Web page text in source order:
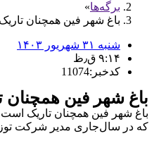
برگه‌ها
باغ شهر فین همچنان
شنبه ۳۱ شهریور ۱۴۰۳
۹:۱۴ ق٫ظ
کدخبر:11074
باغ شهر فین
باغ شهر فین همچنان تاریک
که در سال‌جاری مدیر شرکت